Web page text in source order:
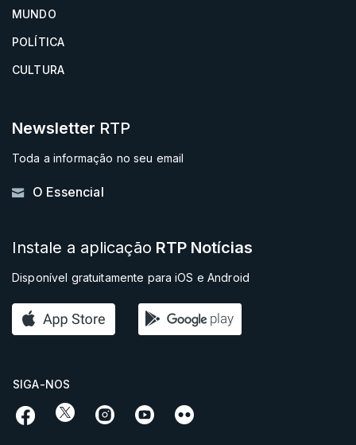
MUNDO
POLÍTICA
CULTURA
Newsletter RTP
Toda a informação no seu email
O Essencial
Instale a aplicação RTP Notícias
Disponível gratuitamente para iOS e Android
SIGA-NOS